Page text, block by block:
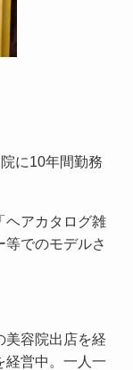
に10年間勤務
ヘアカタログ雑
でのモデルさ
美容院出店を経
経営中。一人一